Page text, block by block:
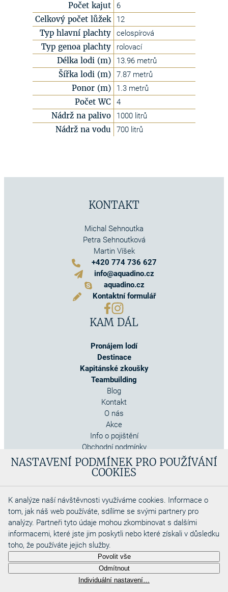
NASTAVENÍ PODMÍNEK PRO POUŽÍVÁNÍ
COOKIES
K analýze naší návštěvnosti využíváme cookies. Informace o
tom, jak náš web používáte, sdílíme se svými partnery pro
analýzy. Partneři tyto údaje mohou zkombinovat s dalšími
informacemi, které jste jim poskytli nebo které získali v důsledku
toho, že používáte jejich služby.
Povolit vše
Odmítnout
Individuální nastavení…
Počet kajut 6
Celkový počet lůžek 12
Typ hlavní plachty celospírová
Typ genoa plachty rolovací
Délka lodi (m) 13.96 metrů
Šířka lodi (m) 7.87 metrů
Ponor (m) 1.3 metrů
Počet WC 4
Nádrž na palivo 1000 litrů
Nádrž na vodu 700 litrů
KONTAKT
Michal Sehnoutka
Petra Sehnoutková
Martin Víšek
+420 774 736 627
info@aquadino.cz
aquadino.cz
Kontaktní formulář
KAM DÁL
Pronájem lodí
Destinace
Kapitánské zkoušky
Teambuilding
Blog
Kontakt
O nás
Akce
Info o pojištění
Obchodní podmínky
Cookies
Copyright 2026
Aquadino s.r.o
Webdesigned by